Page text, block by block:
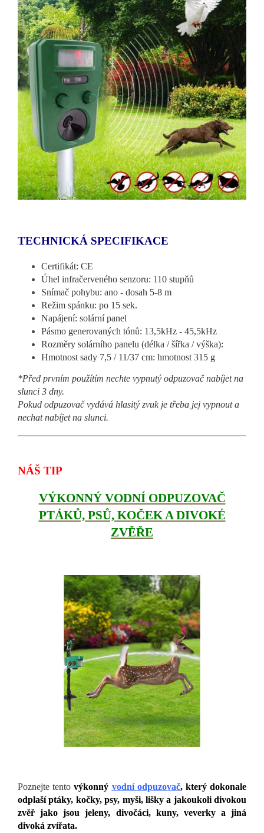
TECHNICKÁ SPECIFIKACE
Certifikát: CE
Úhel infračerveného senzoru: 110 stupňů
Snímač pohybu: ano - dosah 5-8 m
Režim spánku: po 15 sek.
Napájení: solární panel
Pásmo generovaných tónů: 13,5kHz - 45,5kHz
Rozměry solárního panelu (délka / šířka / výška):
Hmotnost sady 7,5 / 11/37 cm: hmotnost 315 g
*Před prvním použítím nechte vypnutý odpuzovač nabíjet na
slunci 3 dny.
Pokud odpuzovač vydává hlasitý zvuk je třeba jej vypnout a
nechat nabíjet na slunci.
NÁŠ TIP
VÝKONNÝ VODNÍ ODPUZOVAČ
PTÁKŮ, PSŮ, KOČEK A DIVOKÉ
ZVĚŘE
Poznejte tentovýkonný vodní odpuzovač, který dokonale
odplaší ptáky, kočky, psy, myši, lišky a jakoukoli divokou
zvěř jako jsou jeleny, divočáci, kuny, veverky a jiná
divoká zvířata.